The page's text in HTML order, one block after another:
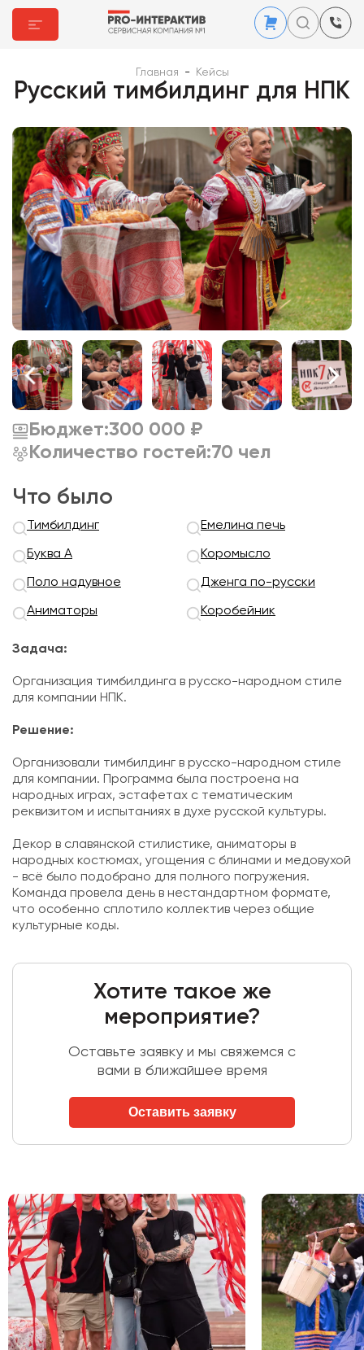
Главная - Кейсы
Русский тимбилдинг для НПК
Бюджет:300 000 ₽
Количество гостей:70 чел
Что было
Тимбилдинг Емелина печь
Буква А Коромысло
Поло надувное Дженга по-русски
Аниматоры Коробейник
Задача:
Организация тимбилдинга в русско-народном стиле
для компании НПК.
Решение:
Организовали тимбилдинг в русско-народном стиле
для компании. Программа была построена на
народных играх, эстафетах с тематическим
реквизитом и испытаниях в духе русской культуры.
Декор в славянской стилистике, аниматоры в
народных костюмах, угощения с блинами и медовухой
- всё было подобрано для полного погружения.
Команда провела день в нестандартном формате,
что особенно сплотило коллектив через общие
культурные коды.
Хотите такое же
мероприятие?
Оставьте заявку и мы свяжемся с
вами в ближайшее время
Оставить заявку